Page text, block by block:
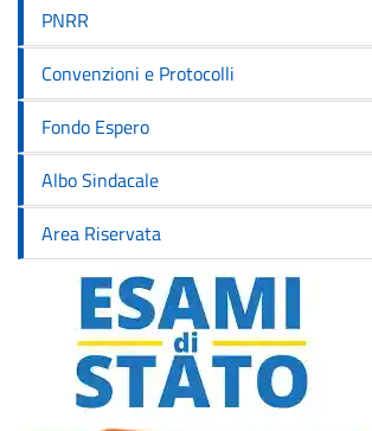
PNRR
Convenzioni e Protocolli
Fondo Espero
Albo Sindacale
Area Riservata